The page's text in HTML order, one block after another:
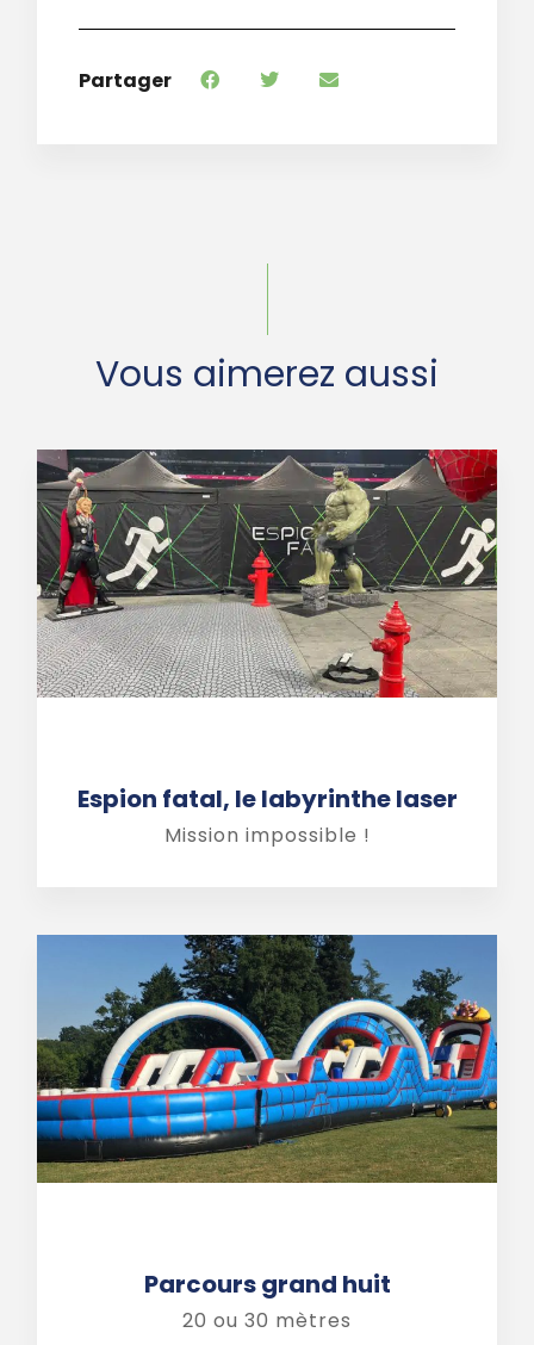
Partager
Vous aimerez aussi
Espion fatal, le labyrinthe laser
Mission impossible !
Parcours grand huit
20 ou 30 mètres